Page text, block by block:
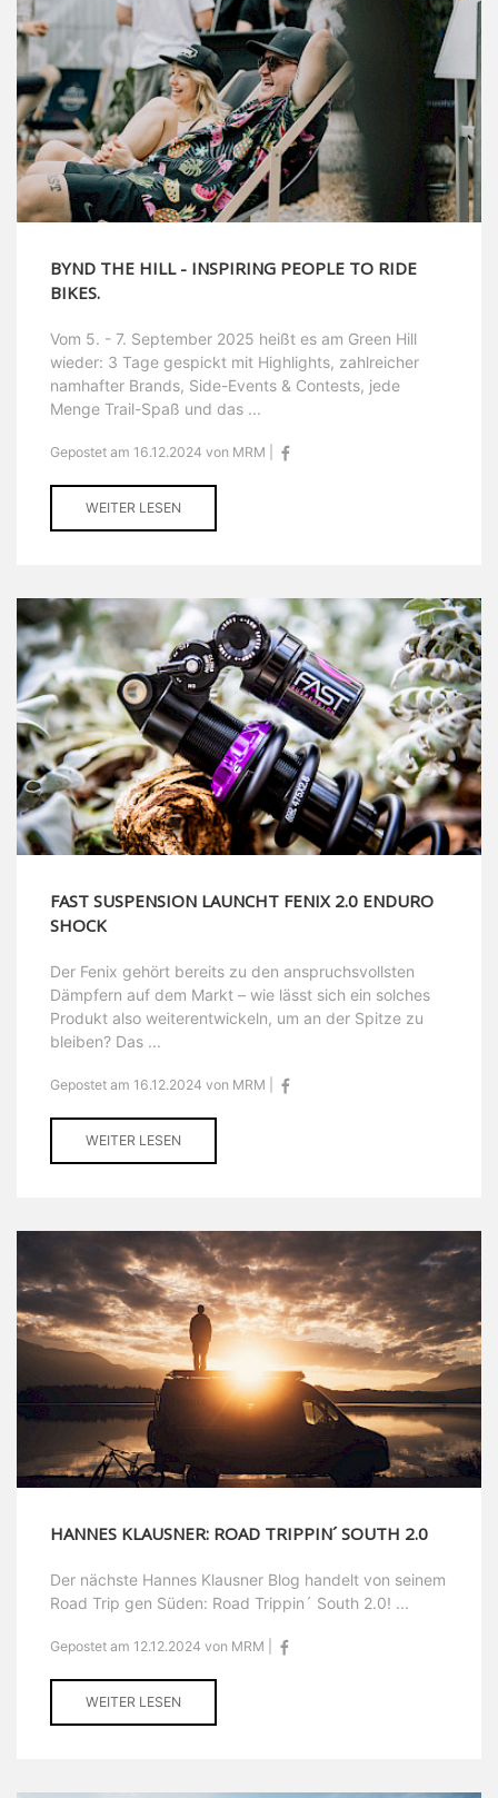
BYND THE HILL - INSPIRING PEOPLE TO RIDE
BIKES.
Vom 5. - 7. September 2025 heißt es am Green Hill
wieder: 3 Tage gespickt mit Highlights, zahlreicher
namhafter Brands, Side-Events & Contests, jede
Menge Trail-Spaß und das ...
Gepostet am 16.12.2024 von MRM |
WEITER LESEN
FAST SUSPENSION LAUNCHT FENIX 2.0 ENDURO
SHOCK
Der Fenix gehört bereits zu den anspruchsvollsten
Dämpfern auf dem Markt – wie lässt sich ein solches
Produkt also weiterentwickeln, um an der Spitze zu
bleiben? Das ...
Gepostet am 16.12.2024 von MRM |
WEITER LESEN
HANNES KLAUSNER: ROAD TRIPPIN´ SOUTH 2.0
Der nächste Hannes Klausner Blog handelt von seinem
Road Trip gen Süden: Road Trippin´ South 2.0! ...
Gepostet am 12.12.2024 von MRM |
WEITER LESEN